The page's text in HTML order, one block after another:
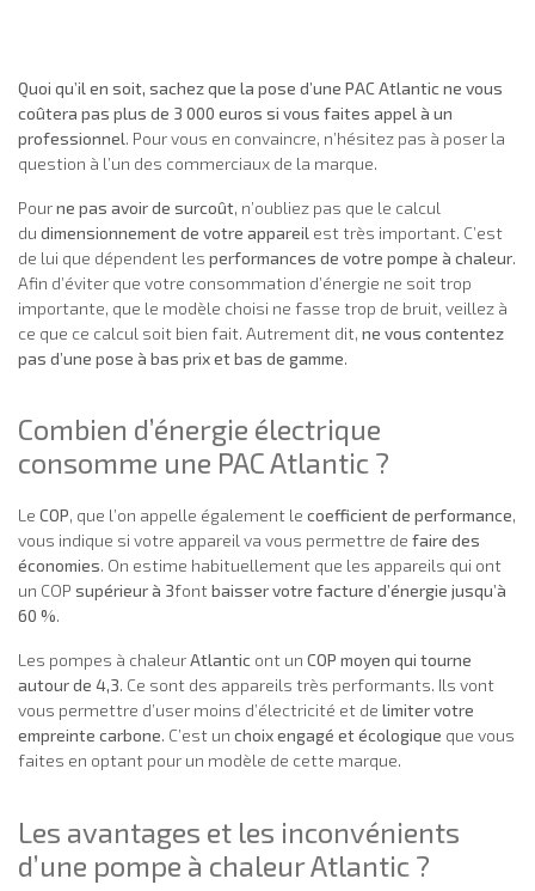
Quoi qu’il en soit, sachez que la pose d’une PAC Atlantic ne vous
coûtera pas plus de 3 000 euros si vous faites appel à un
professionnel. Pour vous en convaincre, n’hésitez pas à poser la
question à l’un des commerciaux de la marque.
Pourne pas avoir de surcoût, n’oubliez pas que le calcul
du dimensionnement de votre appareil est très important. C’est
de lui que dépendent les performances de votre pompe à chaleur.
Afin d’éviter que votre consommation d’énergie ne soit trop
importante, que le modèle choisi ne fasse trop de bruit, veillez à
ce que ce calcul soit bien fait. Autrement dit, ne vous contentez
pas d’une pose à bas prix et bas de gamme.
Combien d’énergie électrique
consomme une PAC Atlantic ?
Le COP, que l’on appelle également le coefficient de performance,
vous indique si votre appareil va vous permettre de faire des
économies. On estime habituellement que les appareils qui ont
un COP supérieur à 3fontbaisser votre facture d’énergie jusqu’à
60 %.
Les pompes à chaleurAtlantic ont un COP moyen qui tourne
autour de 4,3. Ce sont des appareils très performants. Ils vont
vous permettre d’user moins d’électricité et de limiter votre
empreinte carbone. C’est un choix engagé et écologique que vous
faites en optant pour un modèle de cette marque.
Les avantages et les inconvénients
d’une pompe à chaleur Atlantic ?